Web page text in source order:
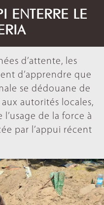
ENTERRE LE
d’attente, les
d’apprendre que
se dédouane de
autorités locales,
de la force à
par l’appui récent